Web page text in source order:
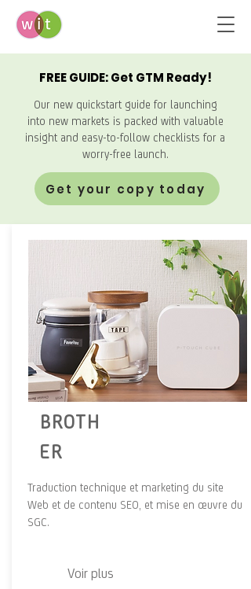
FREE GUIDE: Get GTM Ready!
Our new quickstart guide for launching
into new markets is packed with valuable
insight and easy-to-follow checklists for a
worry-free launch.
Get your copy today
BROTH
ER
Traduction technique et marketing du site
Web et de contenu SEO, et mise en œuvre du
SGC.
Voir plus